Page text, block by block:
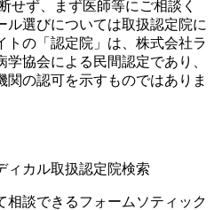
せず、まず医師等にご相談く
ル選びについては取扱認定院に
トの「認定院」は、株式会社ラ
協会による民間認定であり、
関の認可を示すものではありま
ィカル取扱認定院検索
相談できるフォームソティック